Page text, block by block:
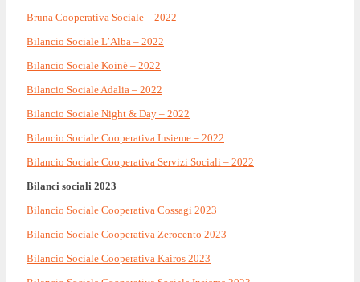
Bruna Cooperativa Sociale – 2022
Bilancio Sociale L’Alba – 2022
Bilancio Sociale Koinè – 2022
Bilancio Sociale Adalia – 2022
Bilancio Sociale Night & Day – 2022
Bilancio Sociale Cooperativa Insieme – 2022
Bilancio Sociale Cooperativa Servizi Sociali – 2022
Bilanci sociali 2023
Bilancio Sociale Cooperativa Cossagi 2023
Bilancio Sociale Cooperativa Zerocento 2023
Bilancio Sociale Cooperativa Kairos 2023